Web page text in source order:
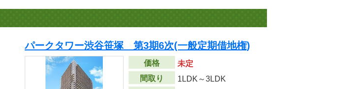
パークタワー渋谷笹塚 第3期6次(一般定期借地権)
価格
未定
間取り
1LDK～3LDK